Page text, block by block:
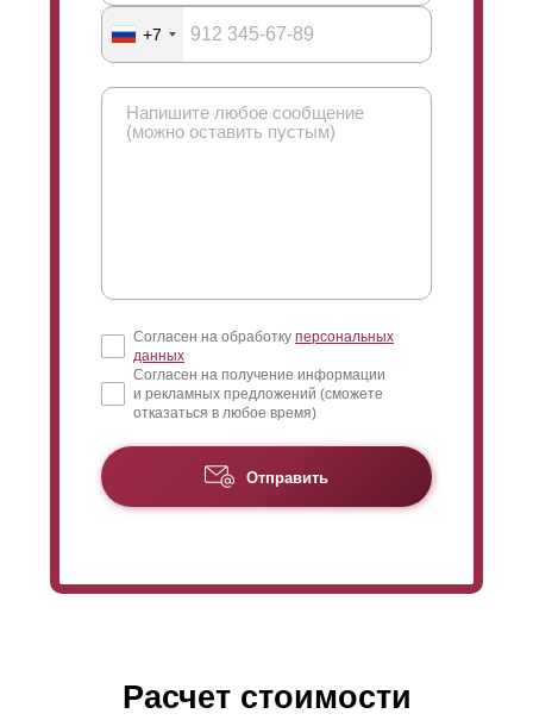
+7
Согласен на обработку персональных
данных
Согласен на получение информации
и рекламных предложений (сможете
отказаться в любое время)
Отправить
Расчет стоимости